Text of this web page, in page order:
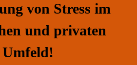
von Stress im
und privaten
Umfeld!